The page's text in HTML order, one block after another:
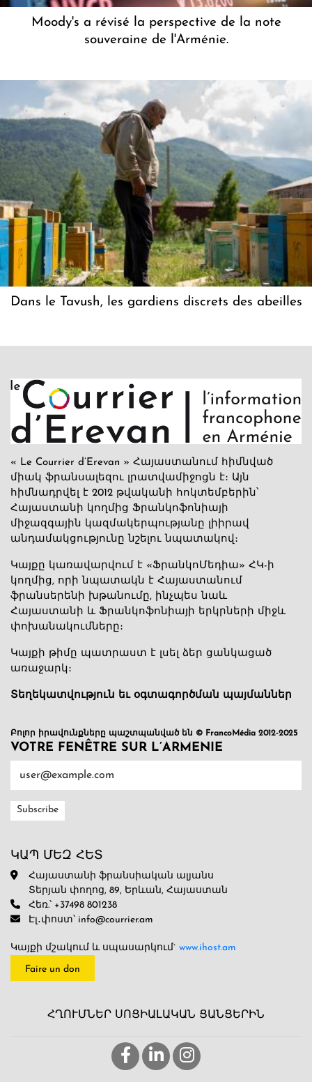
Moody's a révisé la perspective de la note
souveraine de l'Arménie.
Dans le Tavush, les gardiens discrets des abeilles
« Le Courrier d’Erevan » Հայաստանում հիմնված
միակ ֆրանսալեզու լրատվամիջոցն է։ Այն
հիմնադրվել է 2012 թվականի հոկտեմբերին՝
Հայաստանի կողմից Ֆրանկոֆոնիայի
միջազգային կազմակերպությանը լիիրավ
անդամակցությունը նշելու նպատակով։
Կայքը կառավարվում է «ՖրանկոՄեդիա» ՀԿ-ի
կողմից, որի նպատակն է Հայաստանում
ֆրանսերենի խթանումը, ինչպես նաև
Հայաստանի և Ֆրանկոֆոնիայի երկրների միջև
փոխանակումները։
Կայքի թիմը պատրաստ է լսել ձեր ցանկացած
առաջարկ։
Տեղեկատվություն եւ օգտագործման պայմաններ
Բոլոր իրավունքները պաշտպանված են © FrancoMédia 2012-2025
VOTRE FENÊTRE SUR L’ARMENIE
ԿԱՊ ՄԵԶ ՀԵՏ
Հայաստանի ֆրանսիական ալյանս
Տերյան փողոց, 89, Երևան, Հայաստան
Հեռ.՝ +37498 801238
Էլ․փոստ՝ info@courrier.am
Կայքի մշակում և սպասարկում` www.ihost.am
Faire un don
ՀՂՈՒՄՆԵՐ ՍՈՑԻԱԼԱԿԱՆ ՑԱՆՑԵՐԻՆ